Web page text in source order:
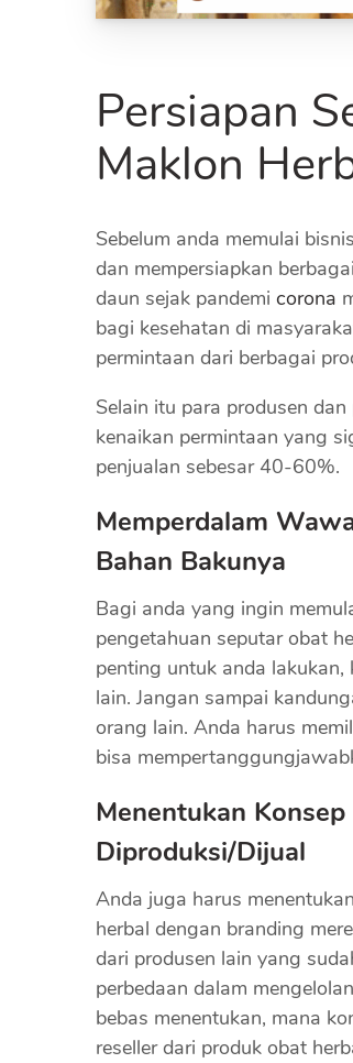
Persiapan
Maklon
Sebelum anda memulai
dan mempersiapkan
daun sejak pandemi corona
bagi kesehatan di
permintaan dari berbagai
Selain itu para produsen
kenaikan permintaan yang
penjualan sebesar 40-60%.
Memperdalam
Bahan Bakunya
Bagi anda yang ingin
pengetahuan seputar obat
penting untuk anda
lain. Jangan sampai
orang lain. Anda harus
bisa
Menentukan
Diproduksi/Dijual
Anda juga harus
herbal dengan branding
dari produsen lain yang
perbedaan dalam
bebas menentukan, mana
reseller dari produk obat